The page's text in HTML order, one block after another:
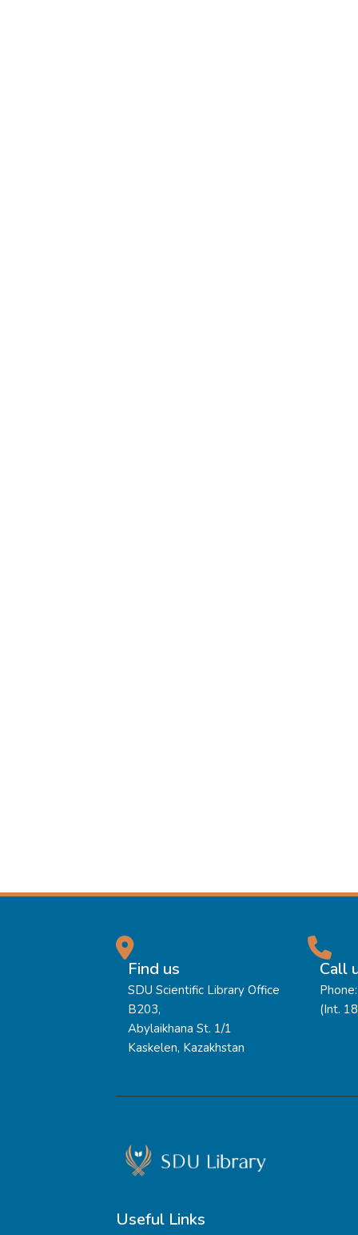
Find us
SDU Scientific Library Office
B203,
Abylaikhana St. 1/1
Kaskelen, Kazakhstan
Call
(Int.
Useful Links